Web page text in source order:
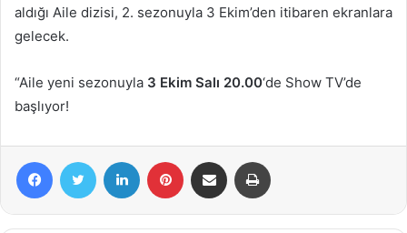
a
m
aldığı Aile dizisi, 2. sezonuyla 3 Ekim’den itibaren ekranlara
gelecek.
“Aile yeni sezonuyla 3 Ekim Salı 20.00‘de Show TV’de
başlıyor!